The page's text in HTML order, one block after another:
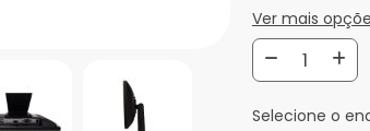
Ver mais
Selecione o